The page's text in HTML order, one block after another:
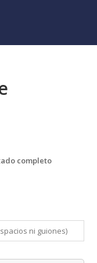
completo